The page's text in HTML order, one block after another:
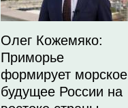
Олег Кожемяко:
Приморье
формирует морское
будущее России на